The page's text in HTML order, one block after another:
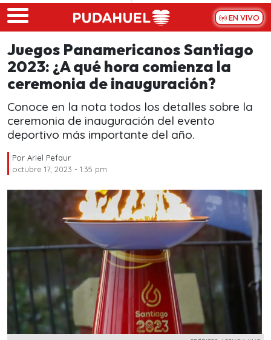
Skip to main content
EN VIVO
Juegos Panamericanos Santiago
2023: ¿A qué hora comienza la
ceremonia de inauguración?
Conoce en la nota todos los detalles sobre la
ceremonia de inauguración del evento
deportivo más importante del año.
Por Ariel Pefaur
octubre 17, 2023 - 1:35 pm